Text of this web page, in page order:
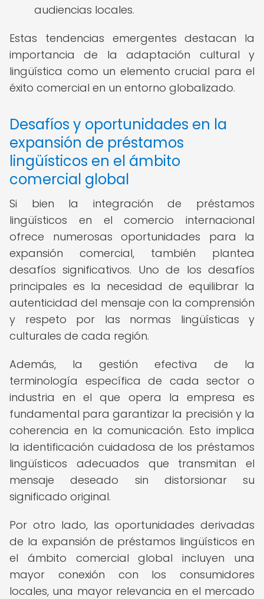
audiencias locales.
Estas tendencias emergentes destacan la
importancia de la adaptación cultural y
lingüística como un elemento crucial para el
éxito comercial en un entorno globalizado.
Desafíos y oportunidades en la
expansión de préstamos
lingüísticos en el ámbito
comercial global
Si bien la integración de préstamos
lingüísticos en el comercio internacional
ofrece numerosas oportunidades para la
expansión comercial, también plantea
desafíos significativos. Uno de los desafíos
principales es la necesidad de equilibrar la
autenticidad del mensaje con la comprensión
y respeto por las normas lingüísticas y
culturales de cada región.
Además, la gestión efectiva de la
terminología específica de cada sector o
industria en el que opera la empresa es
fundamental para garantizar la precisión y la
coherencia en la comunicación. Esto implica
la identificación cuidadosa de los préstamos
lingüísticos adecuados que transmitan el
mensaje deseado sin distorsionar su
significado original.
Por otro lado, las oportunidades derivadas
de la expansión de préstamos lingüísticos en
el ámbito comercial global incluyen una
mayor conexión con los consumidores
locales, una mayor relevancia en el mercado